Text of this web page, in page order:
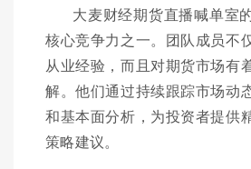
大麦财经期货直播喊单室
核心竞争力之一。团队成员不
从业经验，而且对期货市场有
解。他们通过持续跟踪市场动
和基本面分析，为投资者提供
策略建议。